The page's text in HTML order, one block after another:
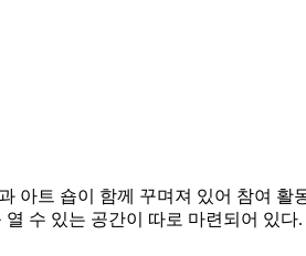
아트 숍이 함께 꾸며져 있어 참여 활
수 있는 공간이 따로 마련되어 있